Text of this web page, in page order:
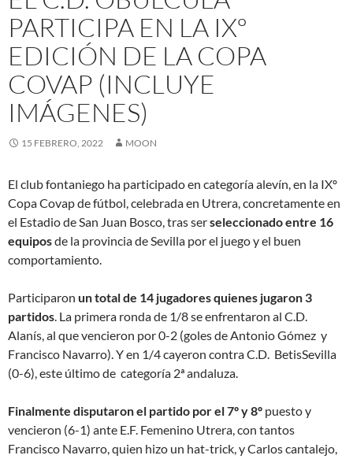
PARTICIPA EN LA IXº
EDICIÓN DE LA COPA
COVAP (INCLUYE
IMÁGENES)
15 FEBRERO, 2022 MOON
El club fontaniego ha participado en categoría alevín, en la IXº
Copa Covap de fútbol, celebrada en Utrera, concretamente en
el Estadio de San Juan Bosco, tras serseleccionado entre 16
equiposde la provincia de Sevilla por el juego y el buen
comportamiento.
Participaron un total de 14 jugadores quienes jugaron 3
partidos. La primera ronda de 1/8 se enfrentaron al C.D.
Alanís, al que vencieron por 0-2 (goles de Antonio Gómez y
Francisco Navarro). Y en 1/4 cayeron contra C.D. BetisSevilla
(0-6), este último de categoría 2ª andaluza.
Finalmente disputaron el partido por el 7º y 8º puesto y
vencieron (6-1) ante E.F. Femenino Utrera, con tantos
Francisco Navarro, quien hizo un hat-trick, y Carlos cantalejo,